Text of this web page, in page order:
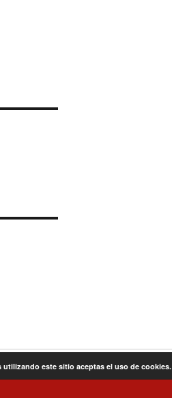
utilizando este sitio aceptas el uso de cookies.